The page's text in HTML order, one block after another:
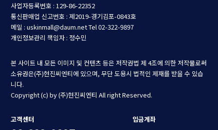
사업자등록번호 : 129-86-22352
통신판매업 신고번호 : 제2019-경기김포-0843호
메일 : uskinmall@daum.netTel 02-322-9897
개인정보관리 책임자 : 정수민
본 사이트 내 모든 이미지 및 컨텐츠 등은 저작권법 제 4조에 의한 저작물로써
소유권은(주)현진씨엔티에 있으며, 무단 도용시 법적인 제재를 받을 수 있습
니다.
Copyright (c) by (주)현진씨엔티 All right Reserved.
고객센터
입금계좌